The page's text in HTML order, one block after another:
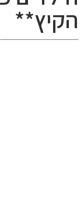
הקיץ**